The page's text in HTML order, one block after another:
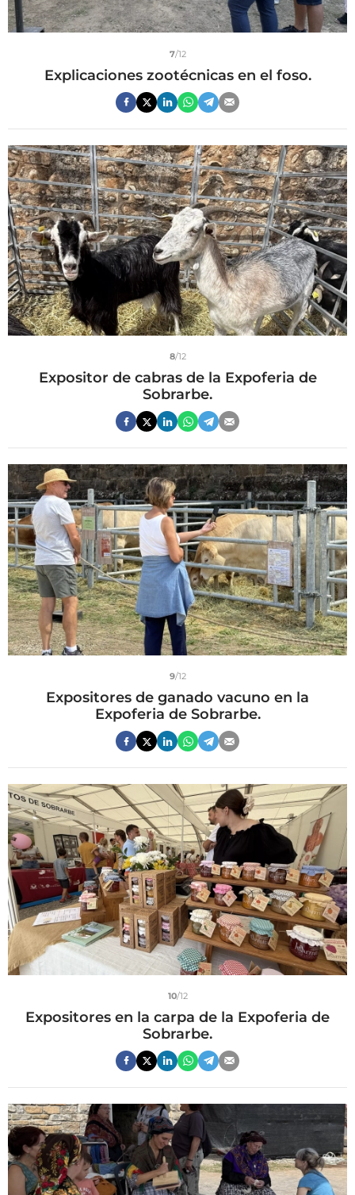
7/12
Explicaciones zootécnicas en el foso.
8/12
Expositor de cabras de la Expoferia de
Sobrarbe.
9/12
Expositores de ganado vacuno en la
Expoferia de Sobrarbe.
10/12
Expositores en la carpa de la Expoferia de
Sobrarbe.